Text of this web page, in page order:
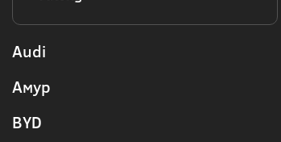
Audi
Амур
BYD